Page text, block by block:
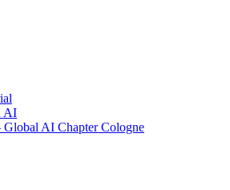
AI
AI Chapter Cologne